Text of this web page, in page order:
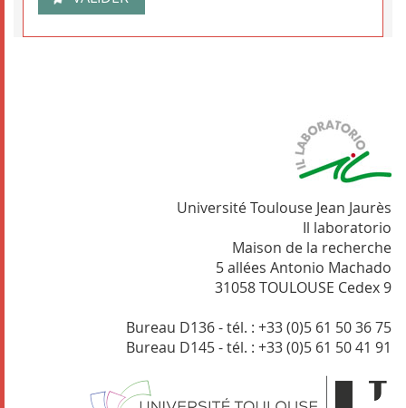
Université Toulouse Jean Jaurès
Il laboratorio
Maison de la recherche
5 allées Antonio Machado
31058 TOULOUSE Cedex 9
Bureau D136 - tél. : +33 (0)5 61 50 36 75
Bureau D145 - tél. : +33 (0)5 61 50 41 91